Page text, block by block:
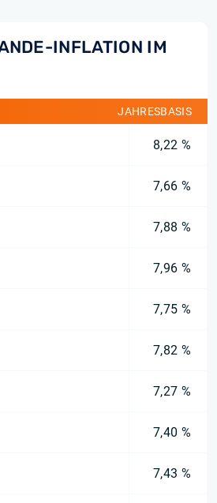
INFLATION IM
JAHRESBASIS
8,22 %
7,66 %
7,88 %
7,96 %
7,75 %
7,82 %
7,27 %
7,40 %
7,43 %